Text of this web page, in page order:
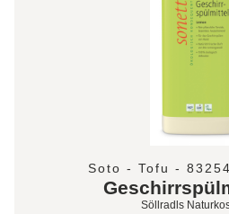
Soto - Tofu -
Söllradls